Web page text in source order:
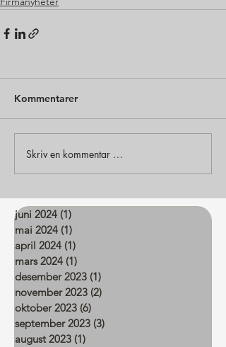
Kommentarer
Skriv en kommentar …
juni 2024 (1)
mai 2024 (1)
april 2024 (1)
mars 2024 (1)
desember 2023 (1)
november 2023 (2)
oktober 2023 (6)
september 2023 (3)
august 2023 (1)